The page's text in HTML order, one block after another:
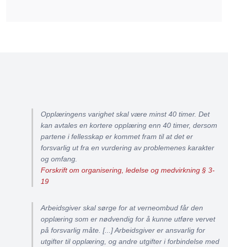
Opplæringens varighet skal være minst 40 timer. Det
kan avtales en kortere opplæring enn 40 timer, dersom
partene i fellesskap er kommet fram til at det er
forsvarlig ut fra en vurdering av problemenes karakter
og omfang.
Forskrift om organisering, ledelse og medvirkning § 3-
19
Arbeidsgiver skal sørge for at verneombud får den
opplæring som er nødvendig for å kunne utføre vervet
på forsvarlig måte. [...] Arbeidsgiver er ansvarlig for
utgifter til opplæring, og andre utgifter i forbindelse med